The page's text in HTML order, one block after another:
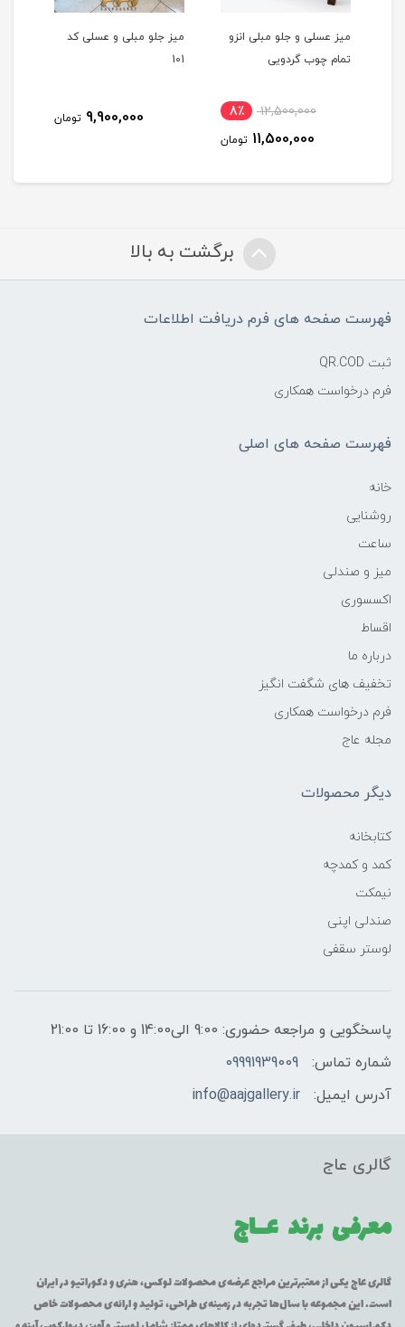
میز عسلی و جلو مبلی انزو
تمام چوب گردویی
12,500,000 8٪
11,500,000 تومان
میز جلو مبلی و عسلی کد
101
9,900,000 تومان
برگشت به بالا
فهرست صفحه های فرم دریافت اطلاعات
ثبت QR.COD
فرم درخواست همکاری
فهرست صفحه های اصلی
خانه
روشنایی
ساعت
میز و صندلی
اکسسوری
اقساط
درباره ما
تخفیف های شگفت انگیز
فرم درخواست همکاری
مجله عاج
دیگر محصولات
کتابخانه
کمد و کمدچه
نیمکت
صندلی اپنی
لوستر سقفی
پاسخگویی و مراجعه حضوری: 9:00 الی14:00 و 16:00 تا 21:00
شماره تماس:
09991939009
آدرس ایمیل:
info@aajgallery.ir
گالری عاج
معرفی برند عــاج
گالری عاج یکی از معتبرترین مراجع عرضه‌ی محصولات لوکس، هنری و دکوراتیو در ایران
است. این مجموعه با سال‌ها تجربه در زمینه‌ی طراحی، تولید و ارائه‌ی محصولات خاص